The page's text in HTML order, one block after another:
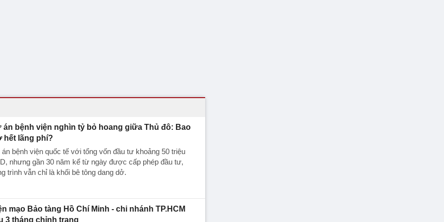
án bệnh viện nghìn tỷ bỏ hoang giữa Thủ đô: Bao
hết lãng phí?
bệnh viện quốc tế với tổng vốn đầu tư khoảng 50 triệu
nhưng gần 30 năm kể từ ngày được cấp phép đầu tư,
trình vẫn chỉ là khối bê tông dang dở.
mạo Bảo tàng Hồ Chí Minh - chi nhánh TP.HCM
3 tháng chỉnh trang